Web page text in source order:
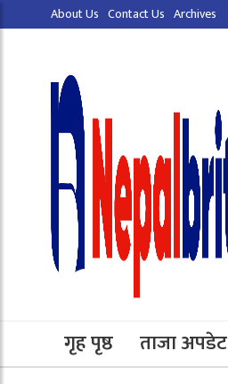
About Us Contact Us Archives
गृह पृष्ठ ताजा अपडेट